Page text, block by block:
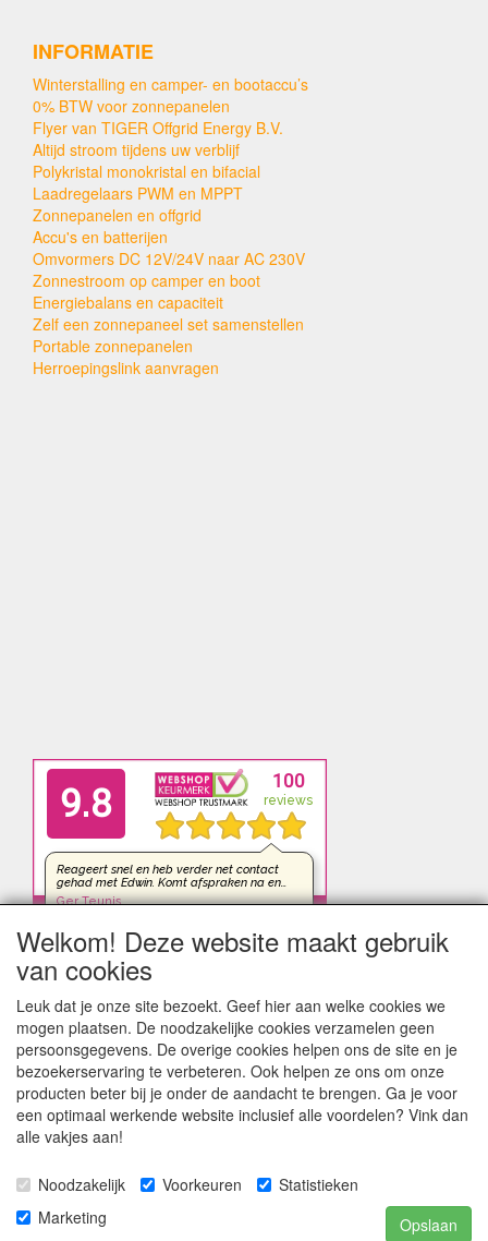
INFORMATIE
Winterstalling en camper- en bootaccu’s
0% BTW voor zonnepanelen
Flyer van TIGER Offgrid Energy B.V.
Altijd stroom tijdens uw verblijf
Polykristal monokristal en bifacial
Laadregelaars PWM en MPPT
Zonnepanelen en offgrid
Accu's en batterijen
Omvormers DC 12V/24V naar AC 230V
Zonnestroom op camper en boot
Energiebalans en capaciteit
Zelf een zonnepaneel set samenstellen
Portable zonnepanelen
Herroepingslink aanvragen
kleinezonnepanelen.nl | TIGER Offgrid Energy B.V. ©2012-
Welkom! Deze website maakt gebruik
van cookies
Leuk dat je onze site bezoekt. Geef hier aan welke cookies we
mogen plaatsen. De noodzakelijke cookies verzamelen geen
persoonsgegevens. De overige cookies helpen ons de site en je
bezoekerservaring te verbeteren. Ook helpen ze ons om onze
producten beter bij je onder de aandacht te brengen. Ga je voor
een optimaal werkende website inclusief alle voordelen? Vink dan
alle vakjes aan!
Noodzakelijk Voorkeuren
Statistieken
Marketing
Opslaan